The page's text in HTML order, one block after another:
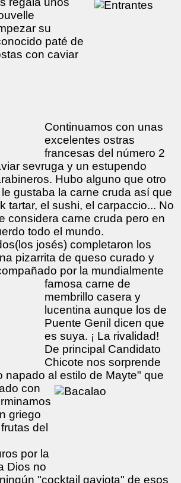
su
paté de
con caviar
Continuamos con unas
excelentes ostras
francesas del número 2
sevruga y un estupendo
Hubo alguno que otro
gustaba la carne cruda así que
tartar, el sushi, el carpaccio... No
considera carne cruda pero en
todo el mundo.
josés) completaron los
pizarrita de queso curado y
por la mundialmente
famosa carne de
membrillo casera y
lucentina aunque los de
Puente Genil dicen que
es suya. ¡ La rivalidad!
De principal Candidato
Chicote nos sorprende
napado al estilo de Mayte" que
con
griego
del
por la
Dios no
"cocktail gaviota" de esos